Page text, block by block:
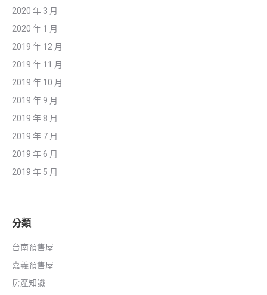
2020 年 3 月
2020 年 1 月
2019 年 12 月
2019 年 11 月
2019 年 10 月
2019 年 9 月
2019 年 8 月
2019 年 7 月
2019 年 6 月
2019 年 5 月
分類
台南預售屋
嘉義預售屋
房產知識